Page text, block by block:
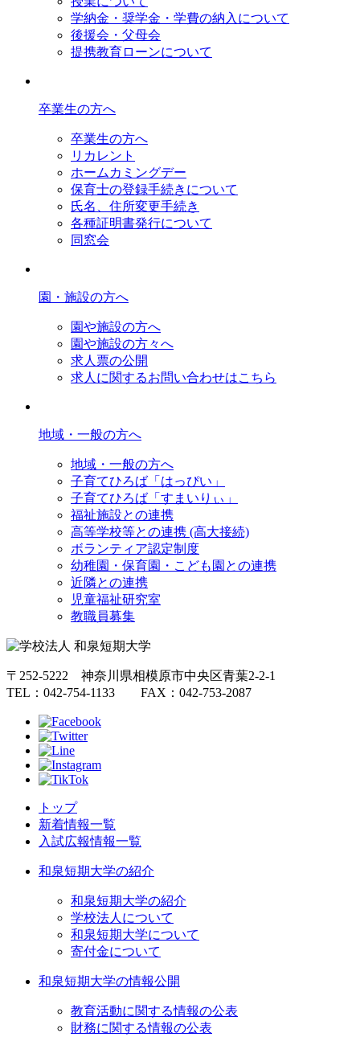
学納金・奨学金・学費の納入について
後援会・父母会
提携教育ローンについて
卒業生の方へ
卒業生の方へ
リカレント
ホームカミングデー
保育士の登録手続きについて
氏名、住所変更手続き
各種証明書発行について
同窓会
園・施設の方へ
園や施設の方へ
園や施設の方々へ
求人票の公開
求人に関するお問い合わせはこちら
地域・一般の方へ
地域・一般の方へ
子育てひろば「はっぴい」
子育てひろば「すまいりぃ」
福祉施設との連携
高等学校等との連携 (高大接続)
ボランティア認定制度
幼稚園・保育園・こども園との連携
近隣との連携
児童福祉研究室
教職員募集
〒252-5222 神奈川県相模原市中央区青葉2-2-1
TEL：042-754-1133 FAX：042-753-2087
トップ
新着情報一覧
入試広報情報一覧
和泉短期大学の紹介
和泉短期大学の紹介
学校法人について
和泉短期大学について
寄付金について
和泉短期大学の情報公開
教育活動に関する情報の公表
財務に関する情報の公表